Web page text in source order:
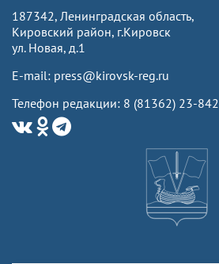
187342, Ленинградская область,
Кировский район, г.Кировск
ул. Новая, д.1
E-mail: press@kirovsk-reg.ru
Телефон редакции: 8 (81362) 23-842